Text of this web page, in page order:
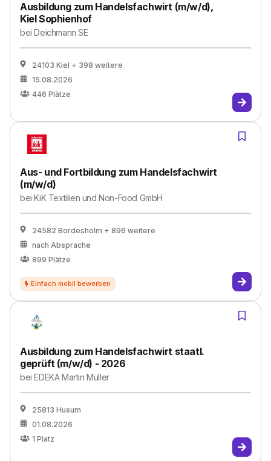
Ausbildung zum Handelsfachwirt (m/w/d),
Kiel Sophienhof
beiDeichmann SE
24103 Kiel + 398 weitere
15.08.2026
446 Plätze
Aus- und Fortbildung zum Handelsfachwirt
(m/w/d)
beiKiK Textilien und Non-Food GmbH
24582 Bordesholm + 896 weitere
nach Absprache
899 Plätze
Ausbildung zum Handelsfachwirt staatl.
geprüft (m/w/d) - 2026
beiEDEKA Martin Müller
25813 Husum
01.08.2026
1 Platz